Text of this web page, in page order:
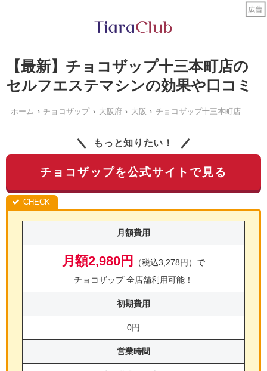
【最新】チョコザップ十三本町店の
セルフエステマシンの効果や口コミ
ホーム チョコザップ 大阪府 大阪 チョコザップ十三本町店
もっと知りたい！
チョコザップを公式サイトで見る
月額費用
月額2,980円
（税込3,278円）で
チョコザップ 全店舗利用可能！
初期費用
0円
営業時間